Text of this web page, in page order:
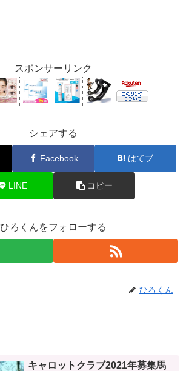
スポンサーリンク
シェアする
Facebook はてブ
LINE コピー
ひろくんをフォローする
ひろくん
キャロットクラブ2021年募集馬